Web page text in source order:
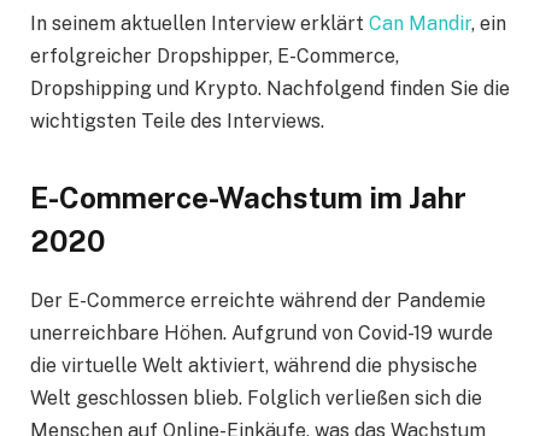
In seinem aktuellen Interview erklärt Can Mandir, ein
erfolgreicher Dropshipper, E-Commerce,
Dropshipping und Krypto. Nachfolgend finden Sie die
wichtigsten Teile des Interviews.
E-Commerce-Wachstum im Jahr
2020
Der E-Commerce erreichte während der Pandemie
unerreichbare Höhen. Aufgrund von Covid-19 wurde
die virtuelle Welt aktiviert, während die physische
Welt geschlossen blieb. Folglich verließen sich die
Menschen auf Online-Einkäufe, was das Wachstum